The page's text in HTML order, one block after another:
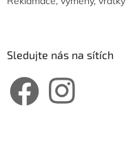
Sledujte nás na sítích